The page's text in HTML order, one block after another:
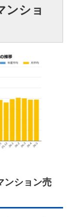
ンショ
ンション売